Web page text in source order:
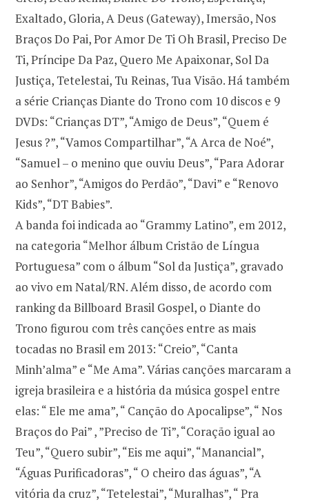
Exaltado, Gloria, A Deus (Gateway), Imersão, Nos
Braços Do Pai, Por Amor De Ti Oh Brasil, Preciso De
Ti, Príncipe Da Paz, Quero Me Apaixonar, Sol Da
Justiça, Tetelestai, Tu Reinas, Tua Visão. Há também
a série Crianças Diante do Trono com 10 discos e 9
DVDs: “Crianças DT”, “Amigo de Deus”, “Quem é
Jesus ?”, “Vamos Compartilhar”, “A Arca de Noé”,
“Samuel – o menino que ouviu Deus”, “Para Adorar
ao Senhor”, “Amigos do Perdão”, “Davi” e “Renovo
Kids”, “DT Babies”.
A banda foi indicada ao “Grammy Latino”, em 2012,
na categoria “Melhor álbum Cristão de Língua
Portuguesa” com o álbum “Sol da Justiça”, gravado
ao vivo em Natal/RN. Além disso, de acordo com
ranking da Billboard Brasil Gospel, o Diante do
Trono figurou com três canções entre as mais
tocadas no Brasil em 2013: “Creio”, “Canta
Minh’alma” e “Me Ama”. Várias canções marcaram a
igreja brasileira e a história da música gospel entre
elas: “ Ele me ama”, “ Canção do Apocalipse”, “ Nos
Braços do Pai” , ”Preciso de Ti”, “Coração igual ao
Teu”, “Quero subir”, “Eis me aqui”, “Manancial”,
“Águas Purificadoras”, “ O cheiro das águas”, “A
vitória da cruz”, “Tetelestai”, “Muralhas”, “ Pra